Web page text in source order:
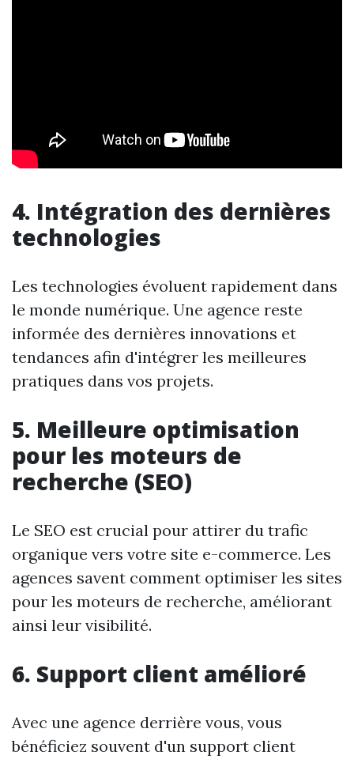
4. Intégration des dernières
technologies
Les technologies évoluent rapidement dans
le monde numérique. Une agence reste
informée des dernières innovations et
tendances afin d'intégrer les meilleures
pratiques dans vos projets.
5. Meilleure optimisation
pour les moteurs de
recherche (SEO)
Le SEO est crucial pour attirer du trafic
organique vers votre site e-commerce. Les
agences savent comment optimiser les sites
pour les moteurs de recherche, améliorant
ainsi leur visibilité.
6. Support client amélioré
Avec une agence derrière vous, vous
bénéficiez souvent d'un support client